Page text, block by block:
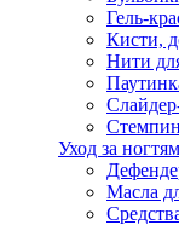
Гель-
Кисти,
Нити
Уход за
Масла